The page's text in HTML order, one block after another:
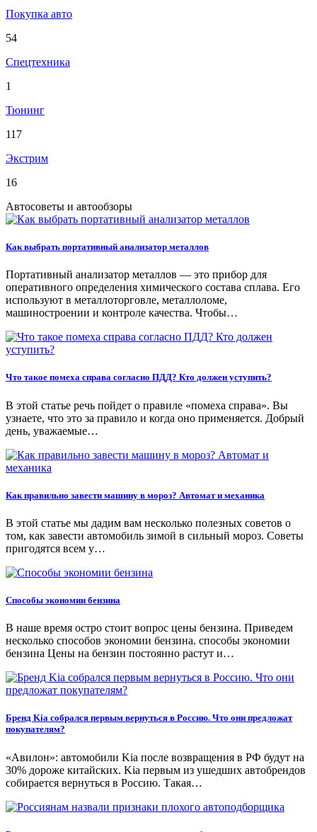
Покупка авто
54
Спецтехника
1
Тюнинг
117
Экстрим
16
Автосоветы и автообзоры
Как выбрать портативный анализатор металлов
Портативный анализатор металлов — это прибор для
оперативного определения химического состава сплава. Его
используют в металлоторговле, металлоломе,
машиностроении и контроле качества. Чтобы…
Что такое помеха справа согласно ПДД? Кто должен уступить?
В этой статье речь пойдет о правиле «помеха справа». Вы
узнаете, что это за правило и когда оно применяется. Добрый
день, уважаемые…
Как правильно завести машину в мороз? Автомат и механика
В этой статье мы дадим вам несколько полезных советов о
том, как завести автомобиль зимой в сильный мороз. Советы
пригодятся всем у…
Способы экономии бензина
В наше время остро стоит вопрос цены бензина. Приведем
несколько способов экономии бензина. способы экономии
бензина Цены на бензин постоянно растут и…
Бренд Kia собрался первым вернуться в Россию. Что они предложат
покупателям?
«Авилон»: автомобили Kia после возвращения в РФ будут на
30% дороже китайских. Kia первым из ушедших автобрендов
собирается вернуться в Россию. Такая…